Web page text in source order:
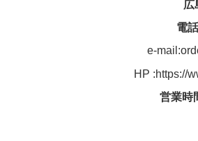
広
電
e-
HP :https://
営業時